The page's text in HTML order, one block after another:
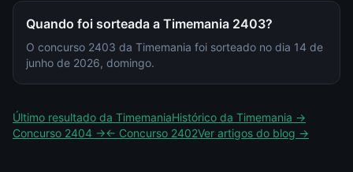
Quando foi sorteada a Timemania 2403?
O concurso 2403 da Timemania foi sorteado no dia 14 de
junho de 2026, domingo.
Último resultado da TimemaniaHistórico da Timemania →
Concurso 2404 →← Concurso 2402Ver artigos do blog →